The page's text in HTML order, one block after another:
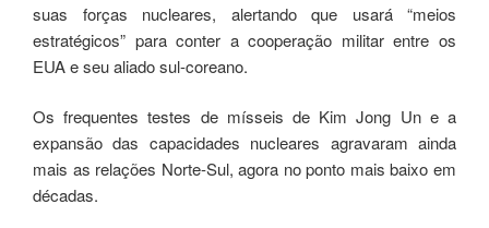
suas forças nucleares, alertando que usará “meios
estratégicos” para conter a cooperação militar entre os
EUA e seu aliado sul-coreano.
Os frequentes testes de mísseis de Kim Jong Un e a
expansão das capacidades nucleares agravaram ainda
mais as relações Norte-Sul, agora no ponto mais baixo em
décadas.